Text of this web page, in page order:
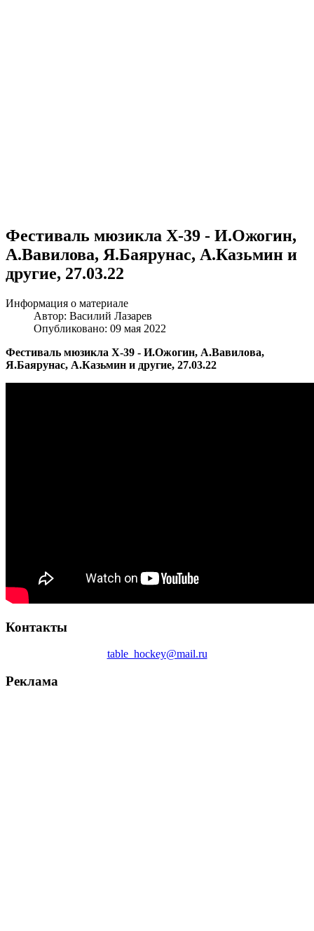
Фестиваль мюзикла X-39 - И.Ожогин,
А.Вавилова, Я.Баярунас, А.Казьмин и
другие, 27.03.22
Информация о материале
Автор: Василий Лазарев
Опубликовано: 09 мая 2022
Фестиваль мюзикла X-39 - И.Ожогин, А.Вавилова,
Я.Баярунас, А.Казьмин и другие, 27.03.22
Контакты
table_hockey@mail.ru
Реклама